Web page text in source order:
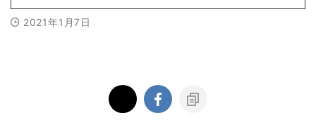
2021年1月7日